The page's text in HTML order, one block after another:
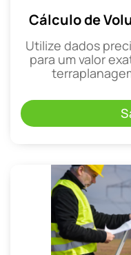
Cálculo de
Utilize dados
para um valor